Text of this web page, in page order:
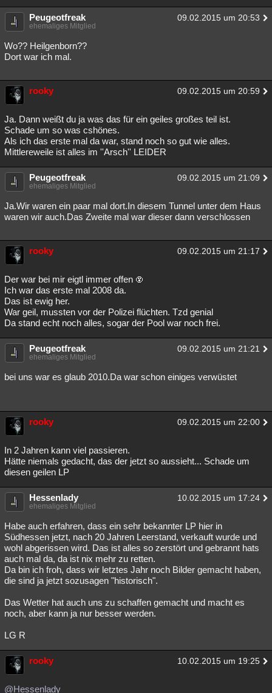
Peugeotfreak 09.02.2015 um 20:53
ehemaliges Mitglied
Wo?? Heilgenborn??
Dort war ich mal.
rooky 09.02.2015 um 20:59
Ja. Dann weißt du ja was das für ein geiles großes teil ist.
Schade um so was cshönes.
Als ich das erste mal da war, stand noch so gut wie alles.
Mittlereweile ist alles im ''Arsch'' LEIDER
Peugeotfreak 09.02.2015 um 21:09
ehemaliges Mitglied
Ja.Wir waren ein paar mal dort.In diesem Tunnel unter dem Haus
waren wir auch.Das Zweite mal war dieser dann verschlossen
rooky 09.02.2015 um 21:17
Der war bei mir eigtl immer offen
Ich war das erste mal 2008 da.
Das ist ewig her.
War geil, mussten vor der Polizei flüchten. Tzd genial
Da stand echt noch alles, sogar der Pool war noch frei.
Peugeotfreak 09.02.2015 um 21:21
ehemaliges Mitglied
bei uns war es glaub 2010.Da war schon einiges verwüstet
rooky 09.02.2015 um 22:00
In 2 Jahren kann viel passieren.
Hätte niemals gedacht, das der jetzt so aussieht... Schade um
diesen geilen LP
Hessenlady 10.02.2015 um 17:24
ehemaliges Mitglied
Habe auch erfahren, dass ein sehr bekannter LP hier in
Südhessen jetzt, nach 20 Jahren Leerstand, verkauft wurde und
wohl abgerissen wird. Das ist alles so zerstört und gebrannt hats
auch mal da, da ist nix mehr zu retten.
Da bin ich froh, dass wir letztes Jahr noch Bilder gemacht haben,
die sind ja jetzt sozusagen "historisch".
Das Wetter hat auch uns zu schaffen gemacht und macht es
noch, aber kann ja nur besser werden.
LG R
rooky 10.02.2015 um 19:25
@Hessenlady